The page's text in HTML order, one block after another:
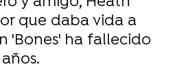
que daba vida a
'Bones' ha fallecido